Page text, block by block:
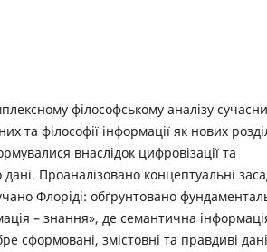
філософському аналізу
та філософії інформації як нових
внаслідок цифровізації та
Проаналізовано концептуальні
Флоріді: обґрунтовано
– знання», де семантична
сформовані, змістовні та правдиві